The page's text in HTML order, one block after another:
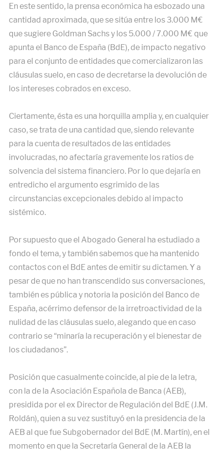
En este sentido, la prensa económica ha esbozado una
cantidad aproximada, que se sitúa entre los 3.000 M€
que sugiere Goldman Sachs y los 5.000 / 7.000 M€ que
apunta el Banco de España (BdE), de impacto negativo
para el conjunto de entidades que comercializaron las
cláusulas suelo, en caso de decretarse la devolución de
los intereses cobrados en exceso.
Ciertamente, ésta es una horquilla amplia y, en cualquier
caso, se trata de una cantidad que, siendo relevante
para la cuenta de resultados de las entidades
involucradas, no afectaría gravemente los ratios de
solvencia del sistema financiero. Por lo que dejaría en
entredicho el argumento esgrimido de las
circunstancias excepcionales debido al impacto
sistémico.
Por supuesto que el Abogado General ha estudiado a
fondo el tema, y también sabemos que ha mantenido
contactos con el BdE antes de emitir su dictamen. Y a
pesar de que no han transcendido sus conversaciones,
también es pública y notoria la posición del Banco de
España, acérrimo defensor de la irretroactividad de la
nulidad de las cláusulas suelo, alegando que en caso
contrario se “minaría la recuperación y el bienestar de
los ciudadanos”.
Posición que casualmente coincide, al pie de la letra,
con la de la Asociación Española de Banca (AEB),
presidida por el ex Director de Regulación del BdE (J.M.
Roldán), quien a su vez sustituyó en la presidencia de la
AEB al que fue Subgobernador del BdE (M. Martín), en el
momento en que la Secretaría General de la AEB la